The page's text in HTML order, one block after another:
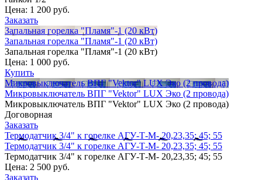
Цена: 1 200 руб.
Заказать
Запальная горелка "Пламя"-1 (20 кВт)
Запальная горелка "Пламя"-1 (20 кВт)
Запальная горелка "Пламя"-1 (20 кВт)
Цена: 1 000 руб.
Купить
Микровыключатель ВПГ "Vektor" LUX Эко (2 провода)
Микровыключатель ВПГ "Vektor" LUX Эко (2 провода)
Микровыключатель ВПГ "Vektor" LUX Эко (2 провода)
Договорная
Заказать
Термодатчик 3/4" к горелке АГУ-Т-М- 20,23,35; 45; 55
Термодатчик 3/4" к горелке АГУ-Т-М- 20,23,35; 45; 55
Термодатчик 3/4" к горелке АГУ-Т-М- 20,23,35; 45; 55
Цена: 2 500 руб.
Заказать